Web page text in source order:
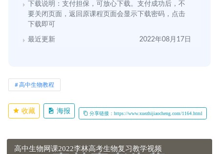
下载说明：支付担保，可放心下载。支付成功后，不
要关闭页面，返回原课程页面会显示下载密码，点击
下载即可
最近更新 2022年08月17日
高中生物教程
收藏 海报 分享链接：https://www.xuezhijiaocheng.com/1164.html
高中生物网课2022李林高考生物复习教学视频